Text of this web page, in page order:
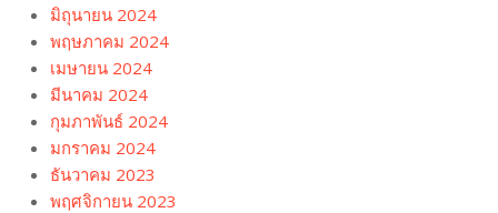
มิถุนายน 2024
พฤษภาคม 2024
เมษายน 2024
มีนาคม 2024
กุมภาพันธ์ 2024
มกราคม 2024
ธันวาคม 2023
พฤศจิกายน 2023